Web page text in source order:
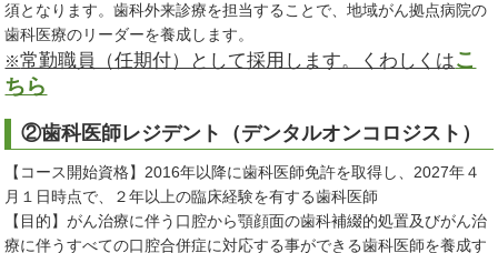
須となります。歯科外来診療を担当することで、地域がん拠点病院の
歯科医療のリーダーを養成します。
※常勤職員（任期付）として採用します。くわしくはこ
ちら
②歯科医師レジデント（デンタルオンコロジスト）
【コース開始資格】2016年以降に歯科医師免許を取得し、2027年４
月１日時点で、２年以上の臨床経験を有する歯科医師
【目的】がん治療に伴う口腔から顎顔面の歯科補綴的処置及びがん治
療に伴うすべての口腔合併症に対応する事ができる歯科医師を養成す